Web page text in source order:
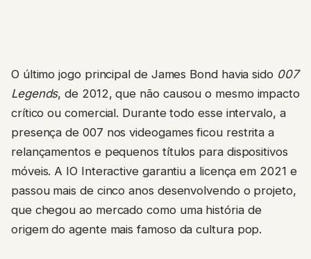
O último jogo principal de James Bond havia sido 007
Legends, de 2012, que não causou o mesmo impacto
crítico ou comercial. Durante todo esse intervalo, a
presença de 007 nos videogames ficou restrita a
relançamentos e pequenos títulos para dispositivos
móveis. A IO Interactive garantiu a licença em 2021 e
passou mais de cinco anos desenvolvendo o projeto,
que chegou ao mercado como uma história de
origem do agente mais famoso da cultura pop.